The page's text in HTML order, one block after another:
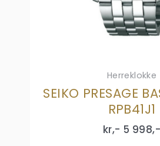
Herreklokke
SEIKO PRESAGE
RPB41J1
kr,- 5 998,-